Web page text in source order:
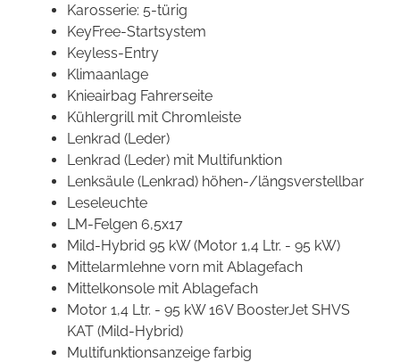
Karosserie: 5-türig
KeyFree-Startsystem
Keyless-Entry
Klimaanlage
Knieairbag Fahrerseite
Kühlergrill mit Chromleiste
Lenkrad (Leder)
Lenkrad (Leder) mit Multifunktion
Lenksäule (Lenkrad) höhen-/längsverstellbar
Leseleuchte
LM-Felgen 6,5x17
Mild-Hybrid 95 kW (Motor 1,4 Ltr. - 95 kW)
Mittelarmlehne vorn mit Ablagefach
Mittelkonsole mit Ablagefach
Motor 1,4 Ltr. - 95 kW 16V BoosterJet SHVS
KAT (Mild-Hybrid)
Multifunktionsanzeige farbig